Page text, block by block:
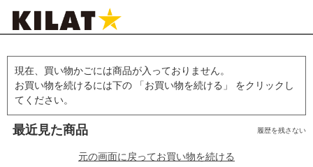
現在、買い物かごには商品が入っておりません。
お買い物を続けるには下の 「お買い物を続ける」 をクリックし
てください。
最近見た商品 履歴を残さない
元の画面に戻ってお買い物を続ける